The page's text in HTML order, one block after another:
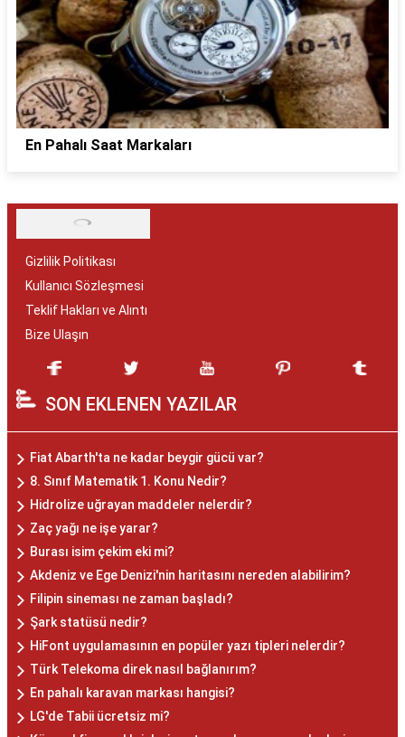
En Pahalı Saat Markaları
Gizlilik Politikası
Kullanıcı Sözleşmesi
Teklif Hakları ve Alıntı
Bize Ulaşın
SON EKLENEN YAZILAR
Fiat Abarth'ta ne kadar beygir gücü var?
8. Sınıf Matematik 1. Konu Nedir?
Hidrolize uğrayan maddeler nelerdir?
Zaç yağı ne işe yarar?
Burası isim çekim eki mi?
Akdeniz ve Ege Denizi'nin haritasını nereden alabilirim?
Filipin sineması ne zaman başladı?
Şark statüsü nedir?
HiFont uygulamasının en popüler yazı tipleri nelerdir?
Türk Telekoma direk nasıl bağlanırım?
En pahalı karavan markası hangisi?
LG'de Tabii ücretsiz mi?